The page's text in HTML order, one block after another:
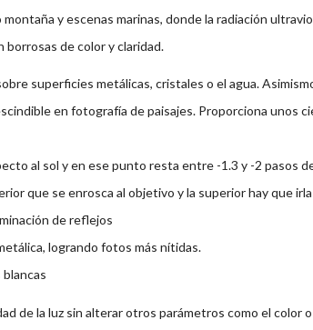
y escenas marinas, donde la radiación
de color y claridad.
superficies metálicas, cristales o el agua.
en fotografía de paisajes. Proporciona unos
al sol y en ese punto resta entre -1.3 y -2 pasos
que se enrosca al objetivo y la superior hay que
de reflejos
logrando fotos más nítidas.
de la luz sin alterar otros parámetros como el color